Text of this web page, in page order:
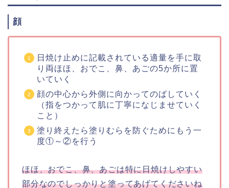
顔
日焼け止めに記載されている適量を手に取
り両ほほ、おでこ、鼻、あごの5か所に置
いていく
顔の中心から外側に向かってのばしていく
（指をつかって肌に丁寧になじませていく
こと）
塗り終えたら塗りむらを防ぐためにもう一
度①～②を行う
ほほ、おでこ、鼻、あごは特に日焼けしやすい
部分なのでしっかりと塗ってあげてくださいね